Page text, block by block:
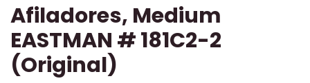
Afiladores, Medium
EASTMAN # 181C2-2
(Original)